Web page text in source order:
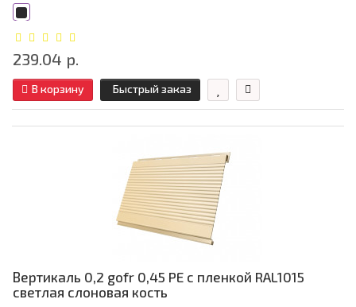
239.04 р.
В корзину Быстрый заказ
Вертикаль 0,2 gofr 0,45 PE с пленкой RAL1015
светлая слоновая кость